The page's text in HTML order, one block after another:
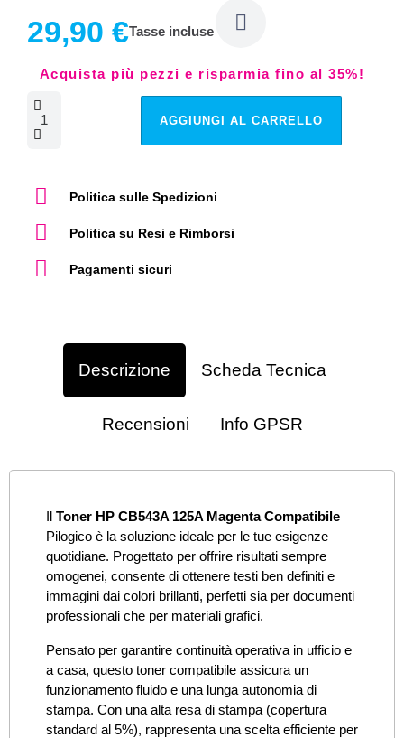
29,90 €Tasse incluse
Acquista più pezzi e risparmia fino al 35%!
AGGIUNGI AL CARRELLO
Politica sulle Spedizioni
Politica su Resi e Rimborsi
Pagamenti sicuri
Descrizione Scheda Tecnica
Recensioni Info GPSR
Il Toner HP CB543A 125A Magenta Compatibile
Pilogico è la soluzione ideale per le tue esigenze
quotidiane. Progettato per offrire risultati sempre
omogenei, consente di ottenere testi ben definiti e
immagini dai colori brillanti, perfetti sia per documenti
professionali che per materiali grafici.
Pensato per garantire continuità operativa in ufficio e
a casa, questo toner compatibile assicura un
funzionamento fluido e una lunga autonomia di
stampa. Con una alta resa di stampa (copertura
standard al 5%), rappresenta una scelta efficiente per